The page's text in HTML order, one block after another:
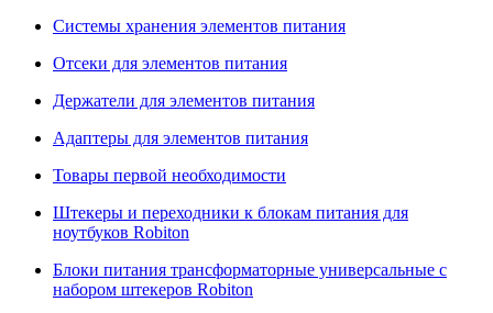
Системы хранения элементов питания
Отсеки для элементов питания
Держатели для элементов питания
Адаптеры для элементов питания
Товары первой необходимости
Штекеры и переходники к блокам питания для
ноутбуков Robiton
Блоки питания трансформаторные универсальные с
набором штекеров Robiton